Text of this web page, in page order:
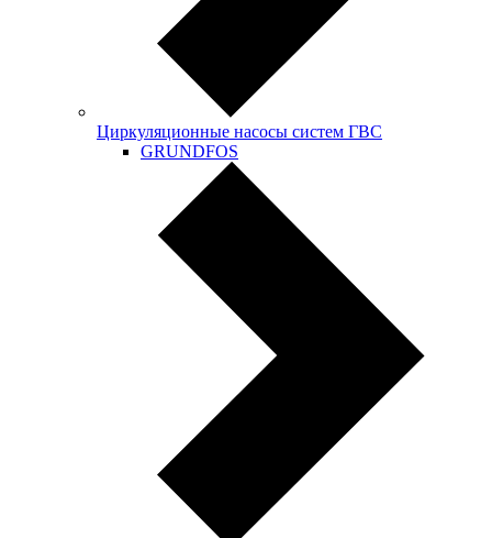
Циркуляционные насосы систем ГВС
GRUNDFOS